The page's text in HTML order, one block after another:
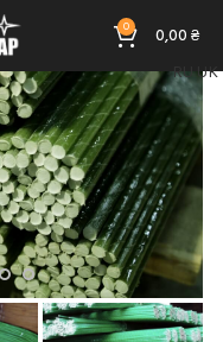
0 0,00₴
RU UK